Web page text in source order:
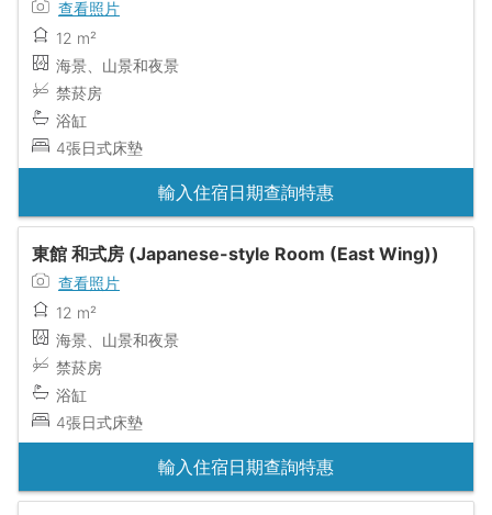
查看照片
12 m²
海景、山景和夜景
禁菸房
浴缸
4張日式床墊
輸入住宿日期查詢特惠
東館 和式房 (Japanese-style Room (East Wing))
查看照片
12 m²
海景、山景和夜景
禁菸房
浴缸
4張日式床墊
輸入住宿日期查詢特惠